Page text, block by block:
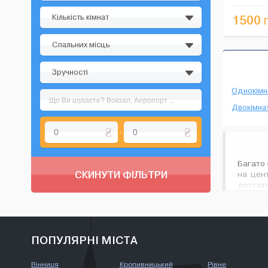
Кількість кімнат
Спальних місць
Зручності
-
СКИНУТИ ФІЛЬТРИ
1500
Багато
на
ПОПУЛЯРНІ МІСТА
Вінниця Кропивницький Рівне